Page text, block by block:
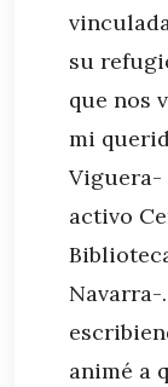
su
que nos
mi
Viguera-
activo
Navarra-
animé a